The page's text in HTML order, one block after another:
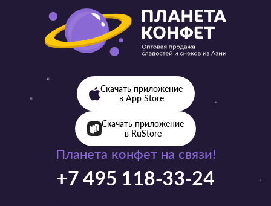
Планета конфет на связи!
+7 495 118-33-24
Скачать приложение
в App Store
Скачать приложение
в RuStore